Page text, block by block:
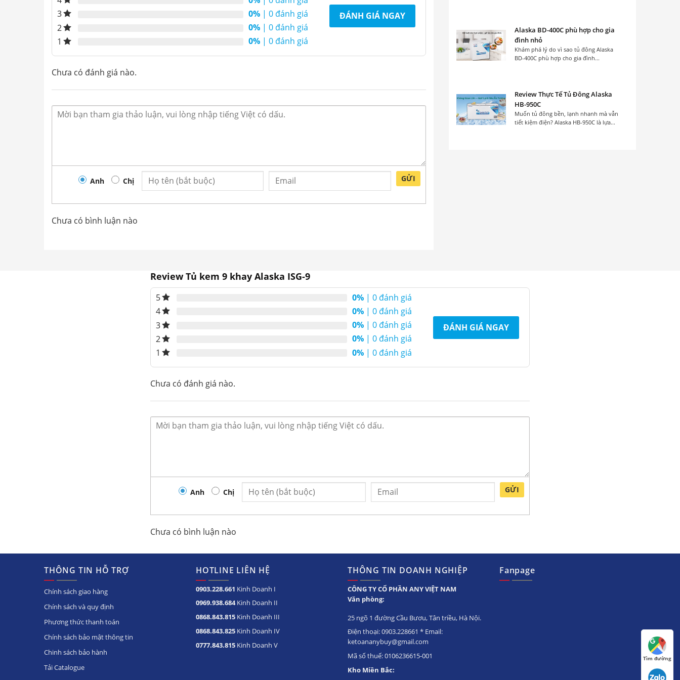
Tủ đông kính cong trưng bày kem Alaska ISG-9
3
0% | 0 đánh giá
2
0% | 0 đánh giá
1
0% | 0 đánh giá
ĐÁNH GIÁ NGAY
Chưa có đánh giá nào.
Anh Chị GỬI
Chưa có bình luận nào
Alaska BD-400C phù hợp cho gia
đình nhỏ
Khám phá lý do vì sao tủ đông Alaska
BD-400C phù hợp cho gia đình...
Review Thực Tế Tủ Đông Alaska
HB-950C
Muốn tủ đông bền, lạnh nhanh mà vẫn
tiết kiệm điện? Alaska HB-950C là lựa...
Review Tủ kem 9 khay Alaska ISG-9
5 0% | 0 đánh giá
4
0% | 0 đánh giá
3
0% | 0 đánh giá
2
0% | 0 đánh giá
1
0% | 0 đánh giá
ĐÁNH GIÁ NGAY
Chưa có đánh giá nào.
Anh Chị GỬI
Chưa có bình luận nào
THÔNG TIN HỖ TRỢ
Chính sách giao hàng
Chính sách và quy định
Phương thức thanh toán
Chính sách bảo mật thông tin
Chinh sách bảo hành
Tải Catalogue
HOTLINE LIÊN HỆ
0903.228.661 Kinh Doanh I
0969.938.684Kinh Doanh II
0868.843.815 Kinh Doanh III
0868.843.825 Kinh Doanh IV
0777.843.815 Kinh Doanh V
THÔNG TIN DOANH NGHIỆP
CÔNG TY CỔ PHẦN ANY VIỆT NAM
Văn phòng:
25 ngõ 1 đường Cầu Bươu, Tân triều, Hà Nội.
Điện thoại: 0903.228661 * Email:
ketoananybuy@gmail.com
Mã số thuế: 0106236615-001
Kho Miền Bắc:
Fanpage
Tìm đường